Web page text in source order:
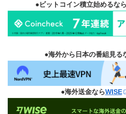
●ビットコイン積立始めるなら
●海外から日本の番組見る
●海外送金ならWISE